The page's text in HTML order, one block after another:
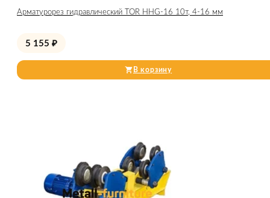
Арматурорез гидравлический TOR HHG-16 10т, 4-16 мм
5 155 ₽
В корзину